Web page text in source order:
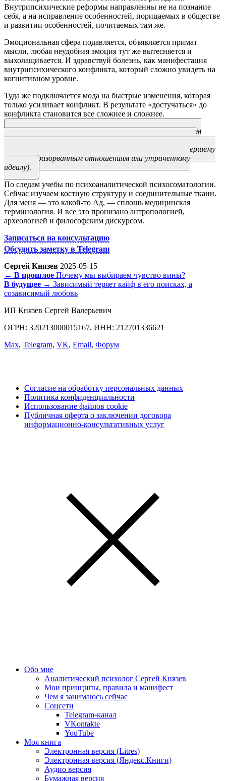
Внутрипсихические реформы направленны не на познание
себя, а на исправление особенностей, порицаемых в обществе
и развитии особенностей, почитаемых там же.
Эмоциональная сфера подавляется, объявляется примат
мысли, любая неудобная эмоция тут же вытесняется и
выхолащивается. И здравствуй болезнь, как манифестация
внутрипсихического конфликта, который сложно увидеть на
когнитивном уровне.
Туда же подключается мода на быстрые изменения, которая
только усиливает конфликт. В результате «достучаться» до
конфликта становится все сложнее и сложнее.
* Работа горя по Фройду — это процесс, при котором
человек постепенно освобождается от эмоциональной
привязанности к утраченному объекту (например, умершему
близкому, разорванным отношениям или утраченному
идеалу).
По следам учебы по психоаналитической психосоматологии.
Сейчас изучаем костную структуру и соединительные ткани.
Для меня — это какой-то Ад, — сплошь медицинская
терминология. И все это пронизано антропологией,
археологией и философским дискурсом.
Записаться на консультацию
Обсудить заметку в Telegram
Сергей Князев 2025-05-15
← В прошлое Почему мы выбираем чувство вины?
В будущее → Зависимый теряет кайф в его поисках, а
созависимый любовь
ИП Князев Сергей Валерьевич
ОГРН: 320213000015167, ИНН: 212701336621
Max, Telegram, VK, Email, Форум
Согласие на обработку персональных данных
Политика конфиденциальности
Использование файлов cookie
Публичная оферта о заключении договора
информационно-консультативных услуг
Обо мне
Аналитический психолог Сергей Князев
Мои принципы, правила и манифест
Чем я занимаюсь сейчас
Соцсети
Telegram-канал
VKontakte
YouTube
Моя книга
Электронная версия (Litres)
Электронная версия (Яндекс.Книги)
Аудио версия
Бумажная версия